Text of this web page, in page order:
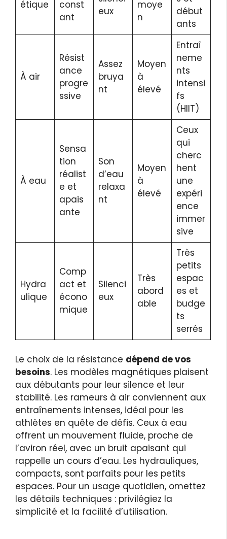
étique
const
ant
eux
moye
n
début
ants
À air
Résist
ance
progre
ssive
Assez
bruya
nt
Moyen
à
élevé
Entraî
neme
nts
intensi
fs
(HIIT)
À eau
Sensa
tion
réalist
e et
apais
ante
Son
d’eau
relaxa
nt
Moyen
à
élevé
Ceux
qui
cherc
hent
une
expéri
ence
immer
sive
Hydra
ulique
Comp
act et
écono
mique
Silenci
eux
Très
abord
able
Très
petits
espac
es et
budge
ts
serrés
Le choix de la résistance dépend de vos
besoins. Les modèles magnétiques plaisent
aux débutants pour leur silence et leur
stabilité. Les rameurs à air conviennent aux
entraînements intenses, idéal pour les
athlètes en quête de défis. Ceux à eau
offrent un mouvement fluide, proche de
l’aviron réel, avec un bruit apaisant qui
rappelle un cours d’eau. Les hydrauliques,
compacts, sont parfaits pour les petits
espaces. Pour un usage quotidien, omettez
les détails techniques : privilégiez la
simplicité et la facilité d’utilisation.